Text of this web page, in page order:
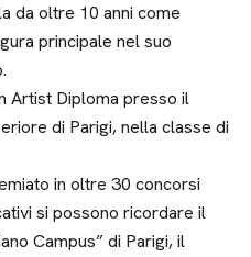
da oltre 10 anni come
principale nel suo
Artist Diploma presso il
di Parigi, nella classe di
in oltre 30 concorsi
si possono ricordare il
Campus” di Parigi, il